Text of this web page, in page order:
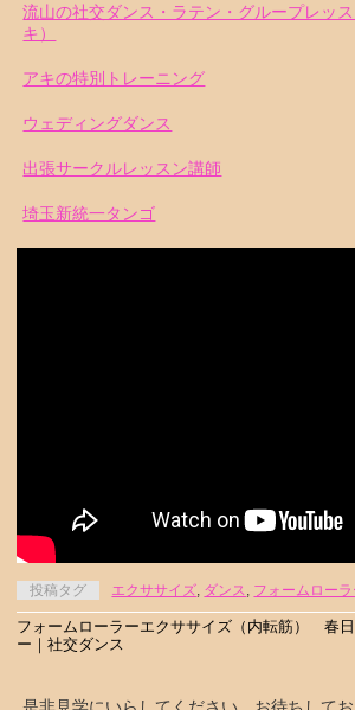
流山の社交ダンス・ラテン・グループレッ
キ）
アキの特別トレーニング
ウェディングダンス
出張サークルレッスン講師
埼玉新統一タンゴ
投稿タグ エクササイズ ダンス フォームローラ
フォームローラーエクササイズ（内転筋） 春
ー｜社交ダンス
是非見学にいらしてください。お待ちしてお